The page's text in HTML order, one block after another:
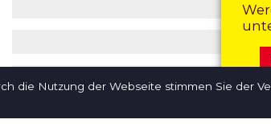
die Nutzung der Webseite stimmen Sie der